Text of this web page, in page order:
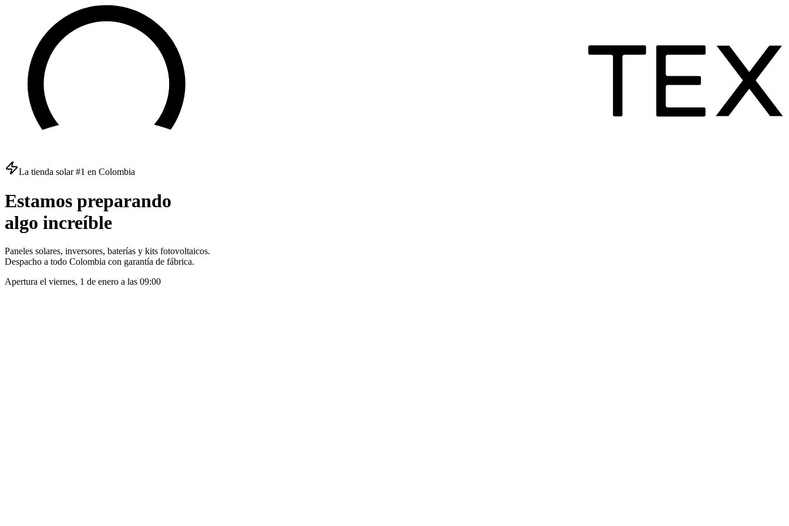
La tienda solar #1 en Colombia
Estamos preparando
algo increíble
Paneles solares, inversores, baterías y kits fotovoltaicos.
Despacho a todo Colombia con garantía de fábrica.
Apertura el viernes, 1 de enero a las 09:00